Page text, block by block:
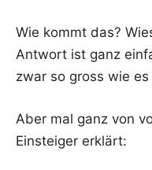
Wie kommt das?
Ant­wort ist ganz
zwar so gross wie es
Aber mal ganz von
Ein­stei­ger erklärt: